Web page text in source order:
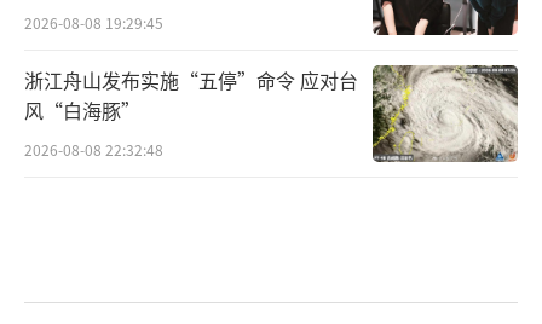
2026-08-08 19:29:45
浙江舟山发布实施“五停”命令 应对台
风“白海豚”
2026-08-08 22:32:48